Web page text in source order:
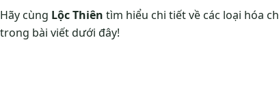
Hãy cùng Lộc Thiên tìm hiểu chi tiết về các loại hóa
trong bài viết dưới đây!